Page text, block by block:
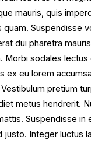
mauris, quis
quam. Suspendisse
dui pharetra
Morbi sodales
ex eu lorem
pretium
metus hendrerit.
Suspendisse in
justo. Integer luctus